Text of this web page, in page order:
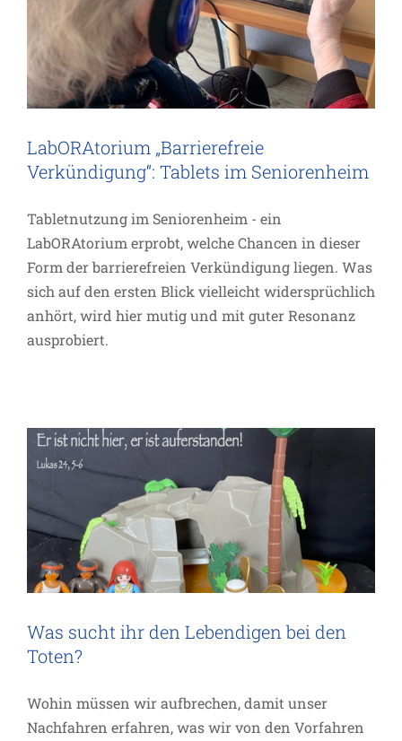
LabORAtorium „Barrierefreie
Verkündigung“: Tablets im Seniorenheim
Tabletnutzung im Seniorenheim - ein
LabORAtorium erprobt, welche Chancen in dieser
Form der barrierefreien Verkündigung liegen. Was
sich auf den ersten Blick vielleicht widersprüchlich
anhört, wird hier mutig und mit guter Resonanz
ausprobiert.
Was sucht ihr den Lebendigen bei den
Was sucht ihr den Lebendigen bei den
Toten?
Wohin müssen wir aufbrechen, damit unser
Nachfahren erfahren, was wir von den Vorfahren